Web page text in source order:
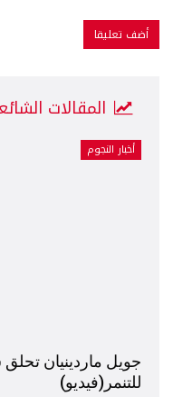
المقالات
أخبار النجوم
جويل ماردينيان
للتنمر(فيديو)